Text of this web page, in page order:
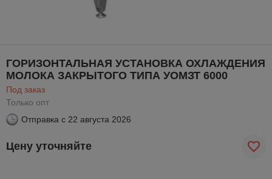
ГОРИЗОНТАЛЬНАЯ УСТАНОВКА ОХЛАЖДЕНИЯ
МОЛОКА ЗАКРЫТОГО ТИПА УОМЗТ 6000
Под заказ
Только опт
Отправка с 22 августа 2026
Цену уточняйте